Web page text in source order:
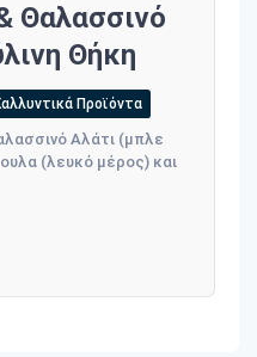
Θαλασσινό
Θήκη
Προϊόντα
Αλάτι (μπλε
(λευκό μέρος) και